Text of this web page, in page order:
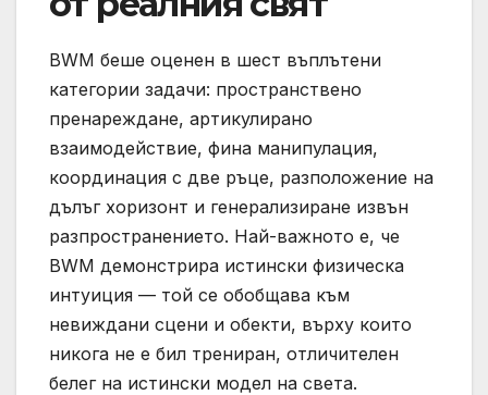
BWM беше оценен в шест въплътени
категории задачи: пространствено
пренареждане, артикулирано
взаимодействие, фина манипулация,
координация с две ръце, разположение на
дълъг хоризонт и генерализиране извън
разпространението. Най-важното е, че
BWM демонстрира истински физическа
интуиция — той се обобщава към
невиждани сцени и обекти, върху които
никога не е бил трениран, отличителен
белег на истински модел на света.